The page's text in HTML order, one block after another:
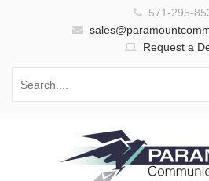
571-295-
Request a